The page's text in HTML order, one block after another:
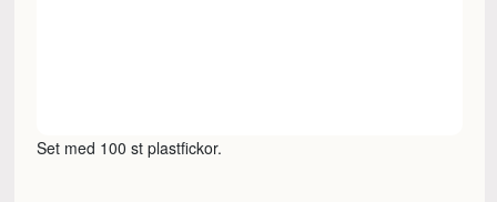
Set med 100 st plastfickor.